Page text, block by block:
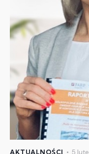
AKTUALNOŚCI